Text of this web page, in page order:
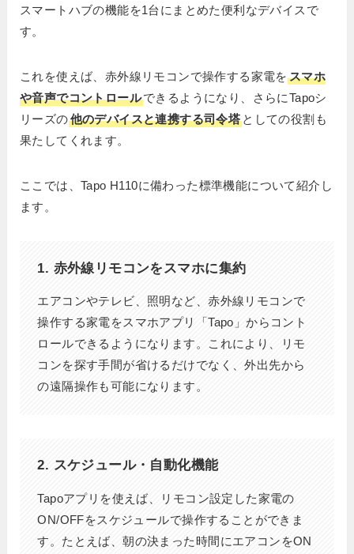
スマートハブの機能を1台にまとめた便利なデバイスで
す。
これを使えば、赤外線リモコンで操作する家電を スマホ
や音声でコントロールできるようになり、さらにTapoシ
リーズの他のデバイスと連携する司令塔 としての役割も
果たしてくれます。
ここでは、Tapo H110に備わった標準機能について紹介し
ます。
1. 赤外線リモコンをスマホに集約
エアコンやテレビ、照明など、赤外線リモコンで
操作する家電をスマホアプリ「Tapo」からコント
ロールできるようになります。これにより、リモ
コンを探す手間が省けるだけでなく、外出先から
の遠隔操作も可能になります。
2. スケジュール・自動化機能
Tapoアプリを使えば、リモコン設定した家電の
ON/OFFをスケジュールで操作することができま
す。たとえば、朝の決まった時間にエアコンをON